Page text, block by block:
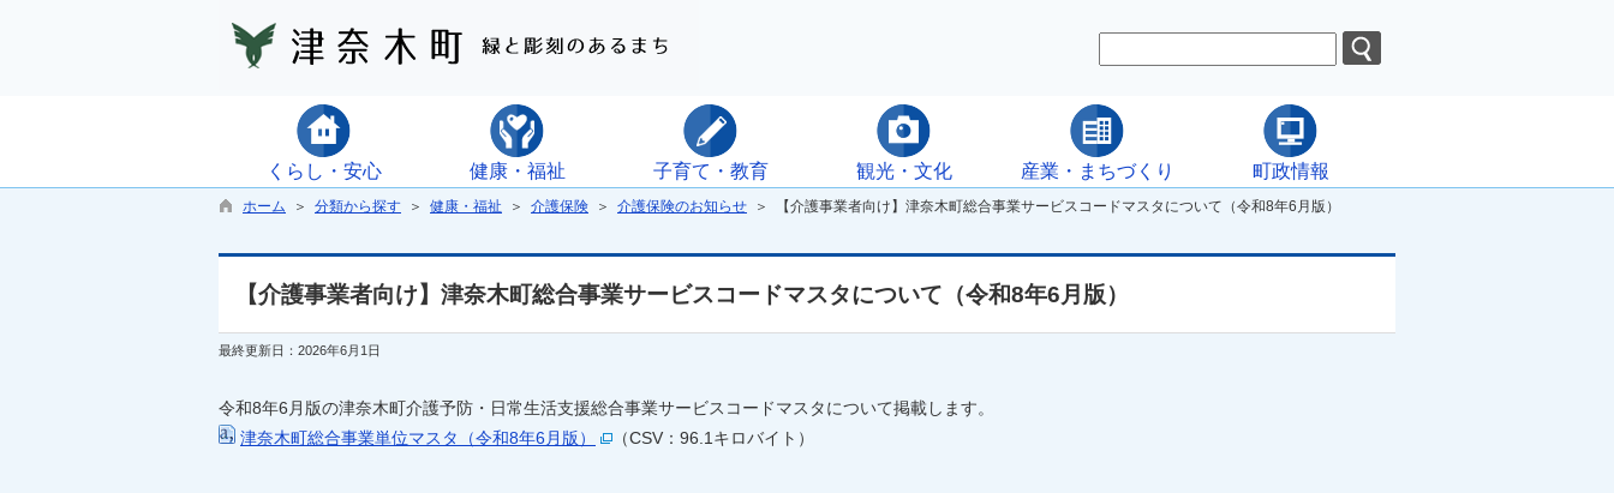
くらし・安心 健康・福祉 子育て・教育 観光・文化 産業・まちづくり 町政情報
ホーム ＞ 分類から探す ＞ 健康・福祉 ＞ 介護保険 ＞ 介護保険のお知らせ ＞ 【介護事業者向け】津奈木町総合事業サービスコードマスタについて（令和8年6月版）
【介護事業者向け】津奈木町総合事業サービスコードマスタについて（令和8年6月版）
最終更新日：2026年6月1日
令和8年6月版の津奈木町介護予防・日常生活支援総合事業サービスコードマスタについて掲載します。
津奈木町総合事業単位マスタ（令和8年6月版）
（CSV：96.1キロバイト）